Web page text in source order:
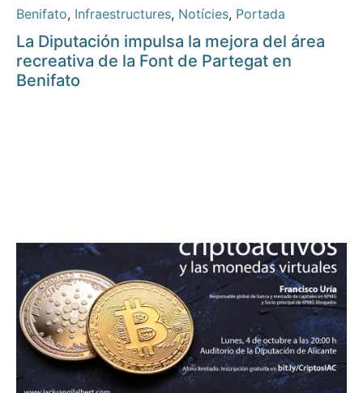
Benifato, Infraestructures, Notícies, Portada
La Diputación impulsa la mejora del área
recreativa de la Font de Partegat en
Benifato